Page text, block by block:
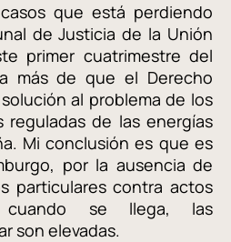
que está perdiendo
de Justicia de la Unión
primer cuatrimestre del
más de que el Derecho
al problema de los
reguladas de las energías
Mi conclusión es que es
por la ausencia de
particulares contra actos
cuando se llega, las
son elevadas.